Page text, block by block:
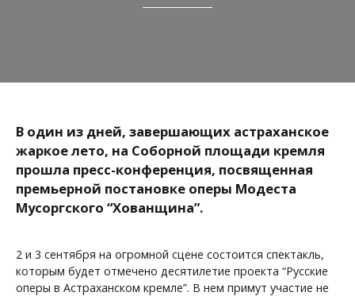
В один из дней, завершающих астраханское
жаркое лето, на Соборной площади кремля
прошла пресс-конференция, посвященная
премьерной постановке оперы Модеста
Мусоргского “Хованщина”.
2 и 3 сентября на огромной сцене состоится спектакль,
которым будет отмечено десятилетие проекта “Русские
оперы в Астраханском кремле”. В нем примут участие не